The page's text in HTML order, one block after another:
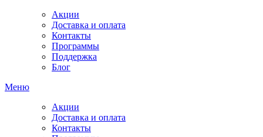
Акции
Доставка и оплата
Контакты
Программы
Поддержка
Блог
Меню
Акции
Доставка и оплата
Контакты